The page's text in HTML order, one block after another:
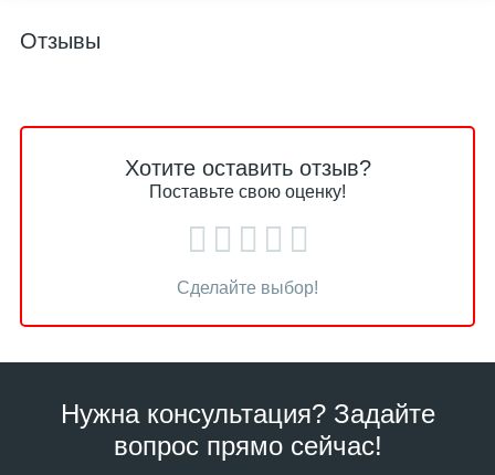
Отзывы
Хотите оставить отзыв?
Поставьте свою оценку!
Сделайте выбор!
Нужна консультация? Задайте
вопрос прямо сейчас!